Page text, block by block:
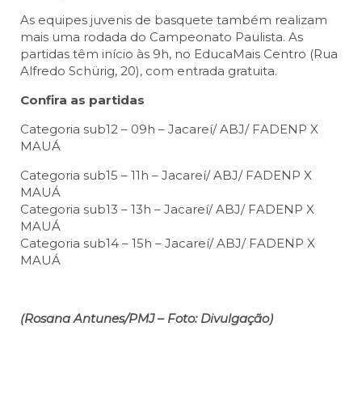
As equipes juvenis de basquete também realizam
mais uma rodada do Campeonato Paulista. As
partidas têm início às 9h, no EducaMais Centro (Rua
Alfredo Schürig, 20), com entrada gratuita.
Confira as partidas
Categoria sub12 – 09h – Jacareí/ ABJ/ FADENP X
MAUÁ
Categoria sub15 – 11h – Jacareí/ ABJ/ FADENP X
MAUÁ
Categoria sub13 – 13h – Jacareí/ ABJ/ FADENP X
MAUÁ
Categoria sub14 – 15h – Jacareí/ ABJ/ FADENP X
MAUÁ
(Rosana Antunes/PMJ – Foto: Divulgação)